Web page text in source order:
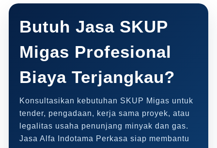
Butuh Jasa SKUP
Migas Profesional
Biaya Terjangkau?
Konsultasikan kebutuhan SKUP Migas untuk
tender, pengadaan, kerja sama proyek, atau
legalitas usaha penunjang minyak dan gas.
Jasa Alfa Indotama Perkasa siap membantu